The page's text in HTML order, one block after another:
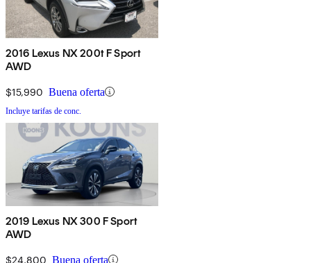
2016 Lexus NX 200t F Sport
AWD
$15,990 Buena oferta
Incluye tarifas de conc.
2019 Lexus NX 300 F Sport
AWD
$24,800 Buena oferta